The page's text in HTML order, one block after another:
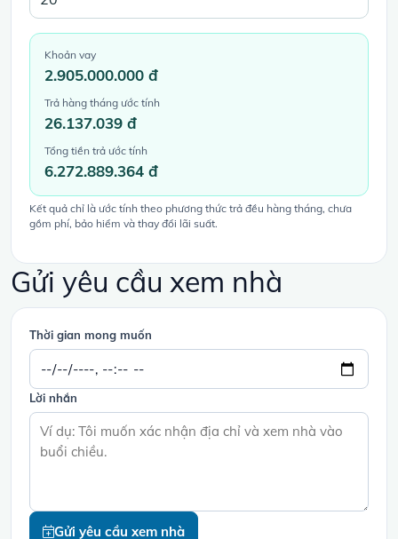
Khoản vay
2.905.000.000 đ
Trả hàng tháng ước tính
26.137.039 đ
Tổng tiền trả ước tính
6.272.889.364 đ
Kết quả chỉ là ước tính theo phương thức trả đều hàng tháng, chưa
gồm phí, bảo hiểm và thay đổi lãi suất.
Gửi yêu cầu xem nhà
Thời gian mong muốn
Lời nhắn
Gửi yêu cầu xem nhà